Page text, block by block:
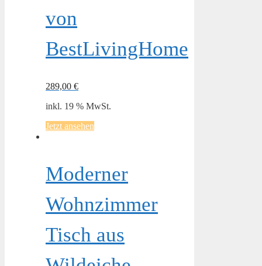
von
BestLivingHome
289,00 €
inkl. 19 % MwSt.
Jetzt ansehen
Moderner
Wohnzimmer
Tisch aus